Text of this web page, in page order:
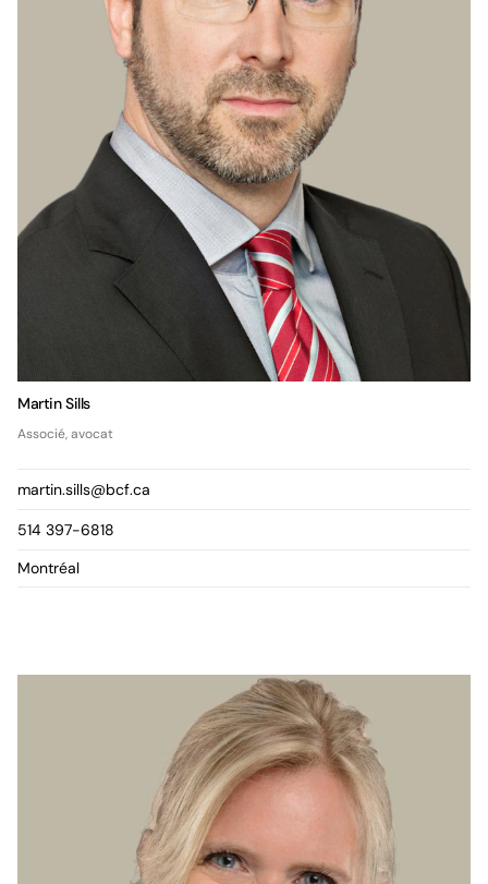
Martin Sills
Associé, avocat
martin.sills@bcf.ca
514 397-6818
Montréal